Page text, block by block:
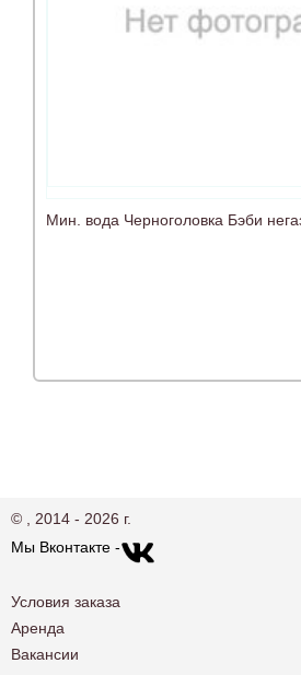
Мин. вода Черноголовка Бэби
© , 2014 - 2026 г.
Мы Вконтакте -
Условия заказа
Аренда
Вакансии